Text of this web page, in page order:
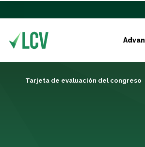
Tarjeta de evaluación del congreso